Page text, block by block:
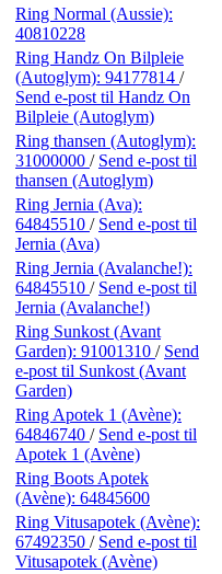
Ring Normal (Aussie):
40810228
Ring Handz On Bilpleie
(Autoglym): 94177814 /
Send e-post til Handz On
Bilpleie (Autoglym)
Ring thansen (Autoglym):
31000000 / Send e-post til
thansen (Autoglym)
Ring Jernia (Ava):
64845510 / Send e-post til
Jernia (Ava)
Ring Jernia (Avalanche!):
64845510 / Send e-post til
Jernia (Avalanche!)
Ring Sunkost (Avant
Garden): 91001310 / Send
e-post til Sunkost (Avant
Garden)
Ring Apotek 1 (Avène):
64846740 / Send e-post til
Apotek 1 (Avène)
Ring Boots Apotek
(Avène): 64845600
Ring Vitusapotek (Avène):
67492350 / Send e-post til
Vitusapotek (Avène)